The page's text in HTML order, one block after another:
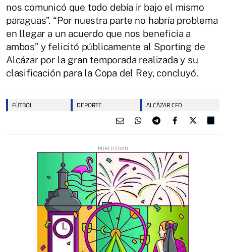
nos comunicó que todo debía ir bajo el mismo
paraguas”. “Por nuestra parte no habría problema
en llegar a un acuerdo que nos beneficia a
ambos” y felicitó públicamente al Sporting de
Alcázar por la gran temporada realizada y su
clasificación para la Copa del Rey, concluyó.
FÚTBOL DEPORTE ALCÁZAR CFD